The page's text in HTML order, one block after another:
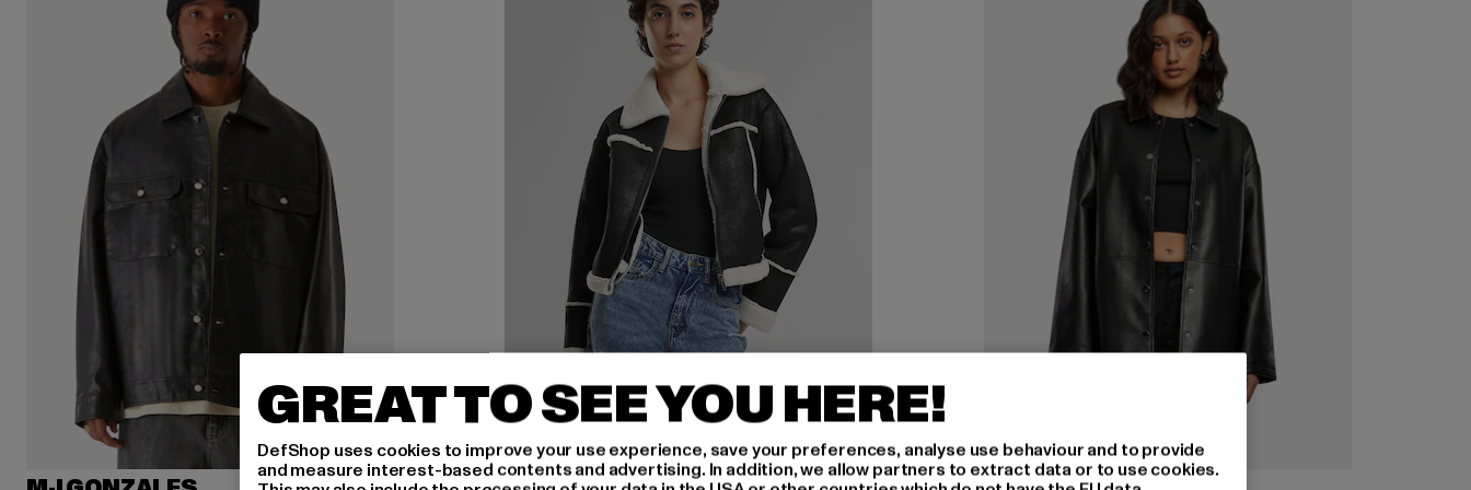
URBAN CLASSICS
Ladies Shearling
GREAT TO SEE YOU HERE!
DefShop uses cookies to improve your use experience, save your preferences, analyse use behaviour and to provide
and measure interest-based contents and advertising. In addition, we allow partners to extract data or to use cookies.